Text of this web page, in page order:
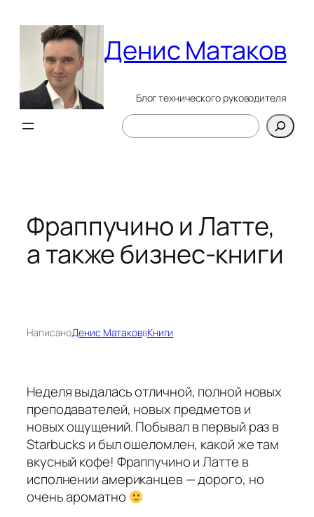
содержимому
Денис Матаков
Блог технического руководителя
Поиск
Фраппучино и Латте,
а также бизнес-книги
НаписаноДенис МатаковвКниги
Неделя выдалась отличной, полной новых
преподавателей, новых предметов и
новых ощущений. Побывал в первый раз в
Starbucks и был ошеломлен, какой же там
вкусный кофе! Фраппучино и Латте в
исполнении американцев — дорого, но
очень ароматно